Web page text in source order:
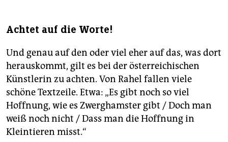
Achtet auf die Worte!
Und genau auf den oder viel eher auf das, was dort
herauskommt, gilt es bei der österreichischen
Künstlerin zu achten. Von Rahel fallen viele
schöne Textzeile. Etwa: „Es gibt noch so viel
Hoffnung, wie es Zwerghamster gibt / Doch man
weiß noch nicht / Dass man die Hoffnung in
Kleintieren misst.“